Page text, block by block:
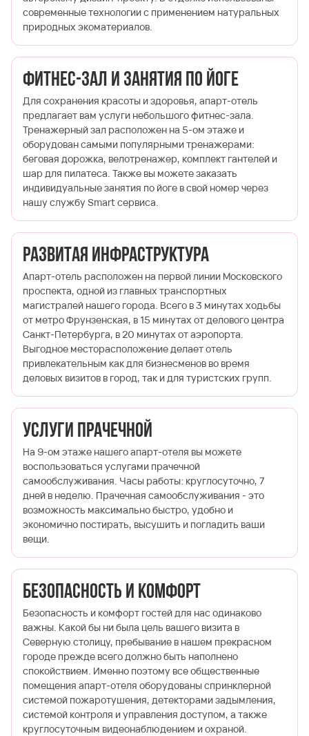
современные технологии с применением натуральных
природных экоматериалов.
Фитнес-зал и занятия по йоге
Для сохранения красоты и здоровья, апарт-отель
предлагает вам услуги небольшого фитнес-зала.
Тренажерный зал расположен на 5-ом этаже и
оборудован самыми популярными тренажерами:
беговая дорожка, велотренажер, комплект гантелей и
шар для пилатеса. Также вы можете заказать
индивидуальные занятия по йоге в свой номер через
нашу службу Smart сервиса.
Развитая инфраструктура
Апарт-отель расположен на первой линии Московского
проспекта, одной из главных транспортных
магистралей нашего города. Всего в 3 минутах ходьбы
от метро Фрунзенская, в 15 минутах от делового центра
Санкт-Петербурга, в 20 минутах от аэропорта.
Выгодное месторасположение делает отель
привлекательным как для бизнесменов во время
деловых визитов в город, так и для туристских групп.
Услуги прачечной
На 9-ом этаже нашего апарт-отеля вы можете
воспользоваться услугами прачечной
самообслуживания. Часы работы: круглосуточно, 7
дней в неделю. Прачечная самообслуживания - это
возможность максимально быстро, удобно и
экономично постирать, высушить и погладить ваши
вещи.
Безопасность и комфорт
Безопасность и комфорт гостей для нас одинаково
важны. Какой бы ни была цель вашего визита в
Северную столицу, пребывание в нашем прекрасном
городе прежде всего должно быть наполнено
спокойствием. Именно поэтому все общественные
помещения апарт-отеля оборудованы спринклерной
системой пожаротушения, детекторами задымления,
системой контроля и управления доступом, а также
круглосуточным видеонаблюдением и охраной.